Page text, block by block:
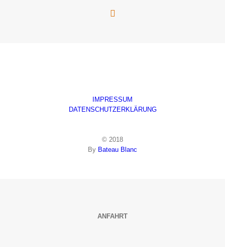
IMPRESSUM
DATENSCHUTZERKLÄRUNG
© 2018
By Bateau Blanc
ANFAHRT